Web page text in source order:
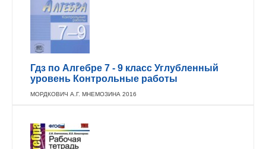
Гдз по Алгебре 7 - 9 класс Углубленный
уровень Контрольные работы
МОРДКОВИЧ А.Г. МНЕМОЗИНА 2016